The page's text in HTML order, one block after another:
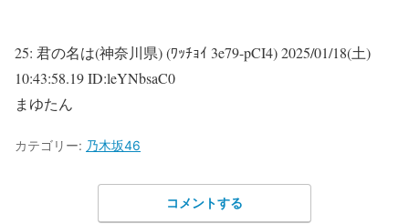
25: 君の名は(神奈川県) (ﾜｯﾁｮｲ 3e79-pCI4)2025/01/18(土)
10:43:58.19 ID:leYNbsaC0
まゆたん
カテゴリー: 乃木坂46
コメントする